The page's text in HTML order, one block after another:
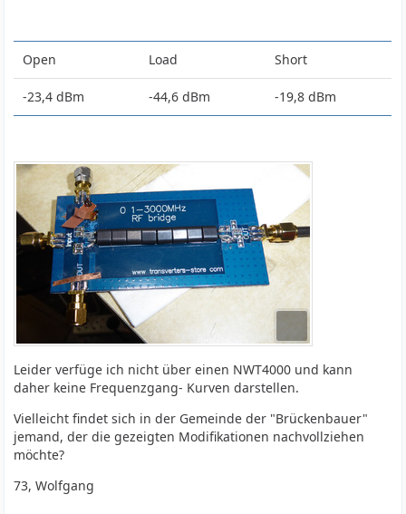
Open Load Short
-23,4 dBm -44,6 dBm -19,8 dBm
Leider verfüge ich nicht über einen NWT4000 und kann
daher keine Frequenzgang- Kurven darstellen.
Vielleicht findet sich in der Gemeinde der "Brückenbauer"
jemand, der die gezeigten Modifikationen nachvollziehen
möchte?
73, Wolfgang